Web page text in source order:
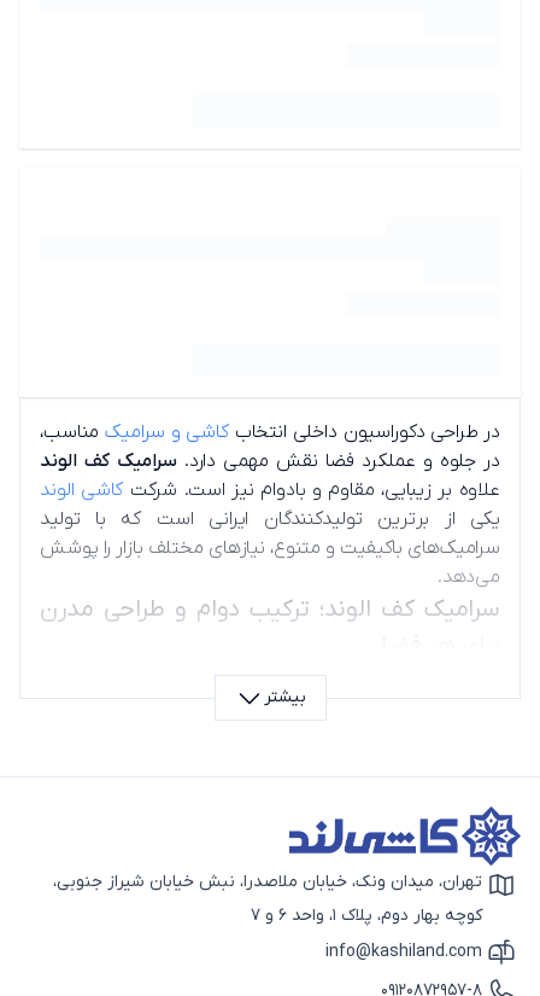
بیشتر
در طراحی دکوراسیون داخلی انتخابکاشی و سرامیک مناسب،
در جلوه و عملکرد فضا نقش مهمی دارد.سرامیک کف الوند
علاوه بر زیبایی، مقاوم و بادوام نیز است. شرکتکاشی الوند
یکی از برترین تولیدکنندگان ایرانی است که با تولید
سرامیک‌های باکیفیت و متنوع، نیازهای مختلف بازار را پوشش
می‌دهد.
سرامیک کف الوند؛ ترکیب دوام و طراحی مدرن
سرامیک‌های کف الوند در برابر رطوبت و سایش مقاوم و برای
خانه، مغازه یا محیط‌های پرتردد مناسب هستند. طرح‌های
درستی است.
آیکون نقشه
تهران، میدان ونک، خیابان ملاصدرا، نبش خیابان شیراز جنوبی،
کوچه بهار دوم، پلاک 1، واحد 6 و 7
آیکون ایمیل
info@kashiland.com
09120872957-8